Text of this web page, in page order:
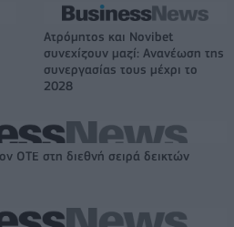
Ατρόμητος και Novibet
συνεχίζουν μαζί: Ανανέωση της
συνεργασίας τους μέχρι το
2028
ΟΤΕ στη διεθνή σειρά δεικτών